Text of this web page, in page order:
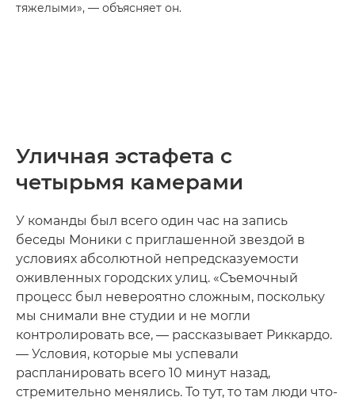
тяжелыми», — объясняет он.
Уличная эстафета с
четырьмя камерами
У команды был всего один час на запись
беседы Моники с приглашенной звездой в
условиях абсолютной непредсказуемости
оживленных городских улиц. «Съемочный
процесс был невероятно сложным, поскольку
мы снимали вне студии и не могли
контролировать все, — рассказывает Риккардо.
— Условия, которые мы успевали
распланировать всего 10 минут назад,
стремительно менялись. То тут, то там люди что-